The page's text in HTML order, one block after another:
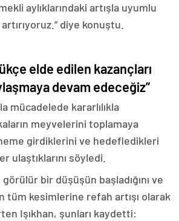
aylıklarındaki artışla uyumlu
diye konuştu.
elde edilen kazançları
devam edeceğiz”
mücadelede kararlılıkla
meyvelerini toplamaya
girdiklerini ve hedefledikleri
ulaştıklarını söyledi.
bir düşüşün başladığını ve
tüm kesimlerine refah artışı olarak
Işıkhan, şunları kaydetti: